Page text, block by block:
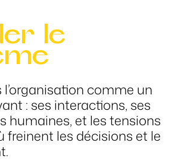
le
l’organisation comme un
: ses interactions, ses
humaines, et les tensions
freinent les décisions et le